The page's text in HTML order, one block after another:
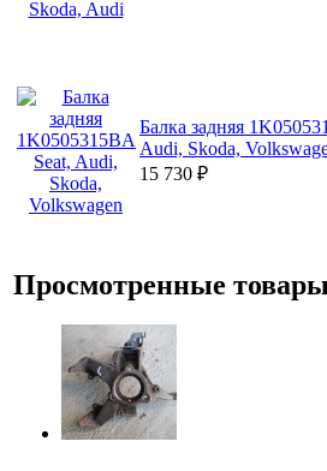
Балка задняя
Audi, Skoda,
15 730 ₽
Просмотренные товары